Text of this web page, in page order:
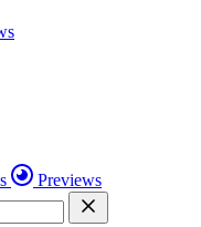
Previews